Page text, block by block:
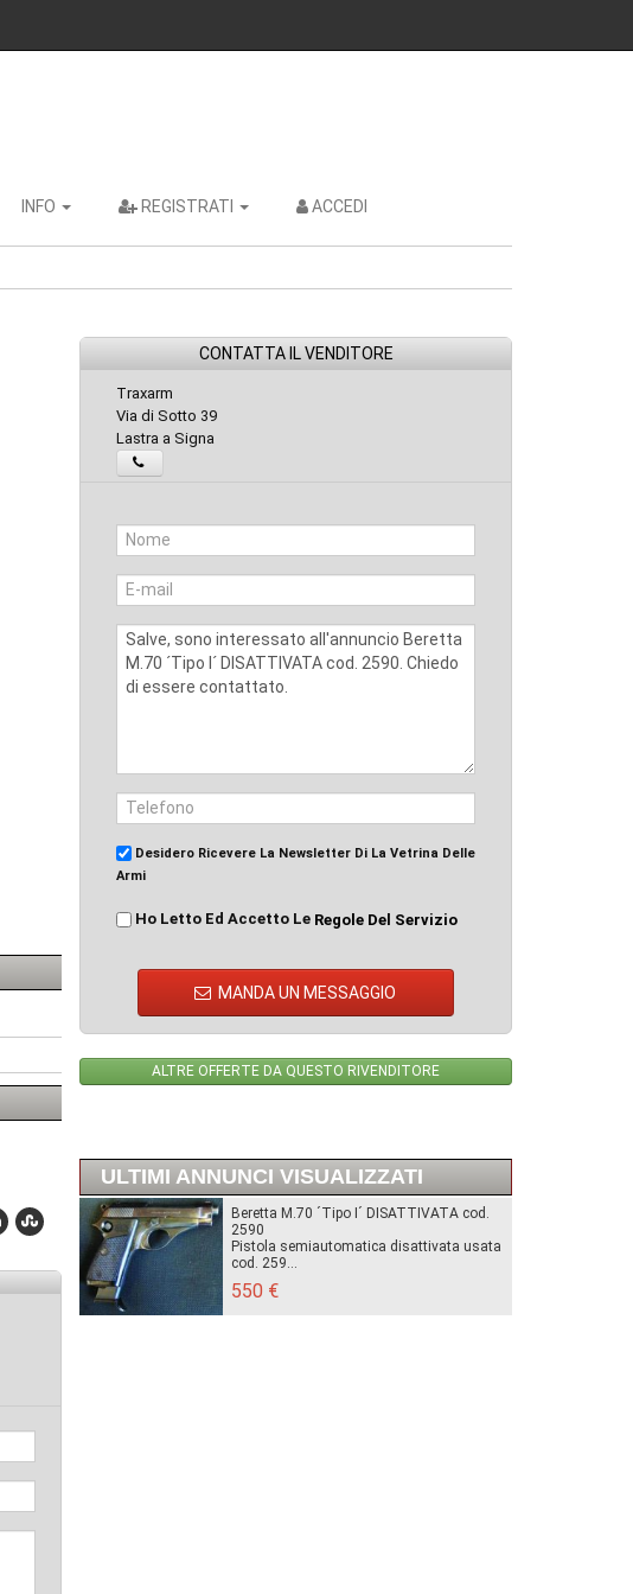
INFO REGISTRATI ACCEDI
CONTATTA IL VENDITORE
Traxarm
Via di Sotto 39
Lastra a Signa
Desidero Ricevere La Newsletter Di La Vetrina Delle
Armi
Ho Letto Ed Accetto Le Regole Del Servizio
MANDA UN MESSAGGIO
ALTRE OFFERTE DA QUESTO RIVENDITORE
ULTIMI ANNUNCI VISUALIZZATI
Beretta M.70 ´Tipo I´ DISATTIVATA cod.
2590
Pistola semiautomatica disattivata usata
cod. 259...
550 €